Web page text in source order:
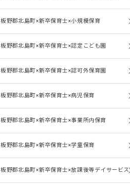
板野郡北島町×新卒保育士×小規模保育
板野郡北島町×新卒保育士×認定こども園
板野郡北島町×新卒保育士×認可外保育園
板野郡北島町×新卒保育士×病児保育
板野郡北島町×新卒保育士×事業所内保育
板野郡北島町×新卒保育士×学童保育
板野郡北島町×新卒保育士×放課後等デイサービス